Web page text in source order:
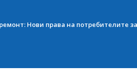
Нови права на потребителите